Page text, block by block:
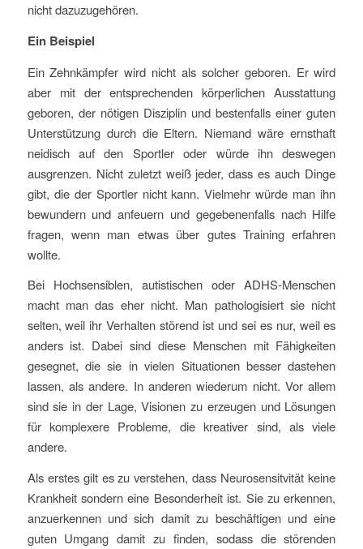
nicht dazuzugehören.
Ein Beispiel
Ein Zehnkämpfer wird nicht als solcher geboren. Er wird
aber mit der entsprechenden körperlichen Ausstattung
geboren, der nötigen Disziplin und bestenfalls einer guten
Unterstützung durch die Eltern. Niemand wäre ernsthaft
neidisch auf den Sportler oder würde ihn deswegen
ausgrenzen. Nicht zuletzt weiß jeder, dass es auch Dinge
gibt, die der Sportler nicht kann. Vielmehr würde man ihn
bewundern und anfeuern und gegebenenfalls nach Hilfe
fragen, wenn man etwas über gutes Training erfahren
wollte.
Bei Hochsensiblen, autistischen oder ADHS-Menschen
macht man das eher nicht. Man pathologisiert sie nicht
selten, weil ihr Verhalten störend ist und sei es nur, weil es
anders ist. Dabei sind diese Menschen mit Fähigkeiten
gesegnet, die sie in vielen Situationen besser dastehen
lassen, als andere. In anderen wiederum nicht. Vor allem
sind sie in der Lage, Visionen zu erzeugen und Lösungen
für komplexere Probleme, die kreativer sind, als viele
andere.
Als erstes gilt es zu verstehen, dass Neurosensitvität keine
Krankheit sondern eine Besonderheit ist. Sie zu erkennen,
anzuerkennen und sich damit zu beschäftigen und eine
guten Umgang damit zu finden, sodass die störenden